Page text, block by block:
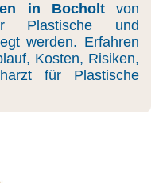
in Bocholtvon
Plastische und
werden. Erfahren
Kosten, Risiken,
für Plastische